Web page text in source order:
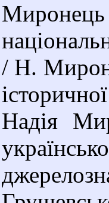
/ Н.
Надія